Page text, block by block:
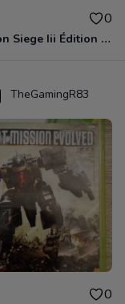
0
Dungeon Siege Iii Édition Limitée - Vf Intégrale Xbox 360
TheGamingR83
0